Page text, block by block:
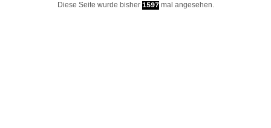
Diese Seite wurde bisher 1597mal angesehen.